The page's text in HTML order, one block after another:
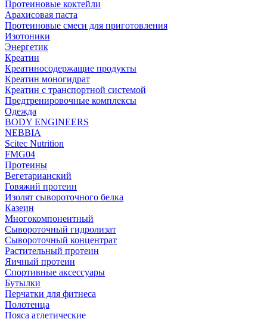
Протеиновые коктейли
Арахисовая паста
Протеиновые смеси для приготовления
Изотоники
Энергетик
Креатин
Креатиносодержащие продукты
Креатин моногидрат
Креатин с транспортной системой
Предтренировочные комплексы
Одежда
BODY ENGINEERS
NEBBIA
Scitec Nutrition
FMG04
Протеины
Вегетарианский
Говяжий протеин
Изолят сывороточного белка
Казеин
Многокомпонентный
Сывороточный гидролизат
Сывороточный концентрат
Растительный протеин
Яичный протеин
Спортивные аксессуары
Бутылки
Перчатки для фитнеса
Полотенца
Пояса атлетические